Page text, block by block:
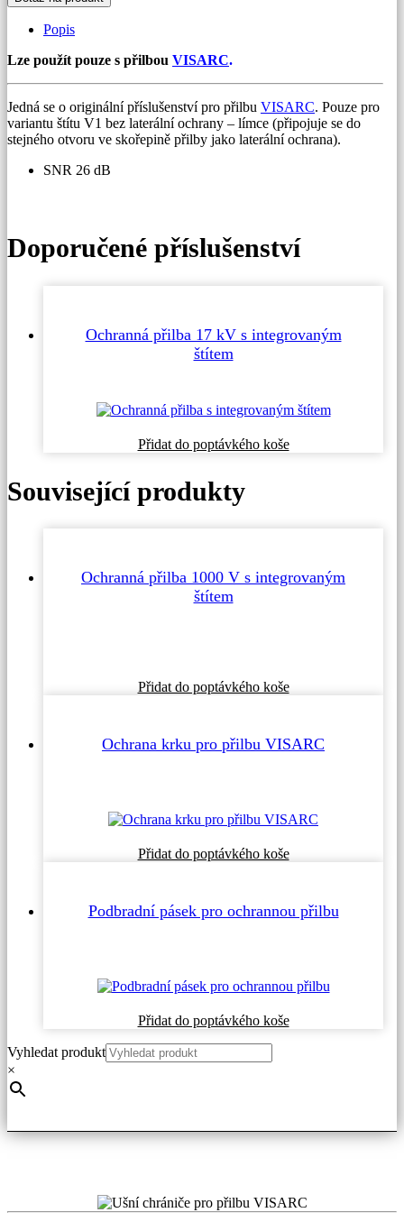
Popis
Lze použít pouze s přilbou VISARC.
Jedná se o originální příslušenství pro přilbu VISARC. Pouze pro
variantu štítu V1 bez laterální ochrany – límce (připojuje se do
stejného otvoru ve skořepině přilby jako laterální ochrana).
SNR 26 dB
Doporučené příslušenství
Ochranná přilba 17 kV s integrovaným
štítem
Přidat do poptávkého košeTento
na
stránce
Související produkty
Ochranná přilba 1000 V s integrovaným
štítem
Přidat do poptávkého koše
Ochrana krku pro přilbu VISARC
Přidat do poptávkého koše
Podbradní pásek pro ochrannou přilbu
Přidat do poptávkého koše
Vyhledat produkt
×